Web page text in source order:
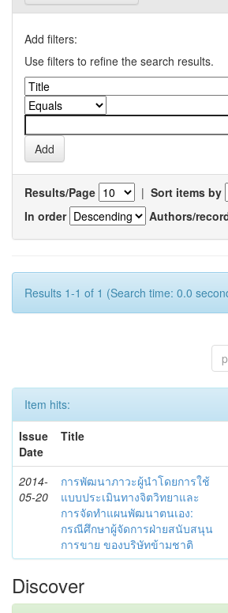
Add filters:
Use filters to refine the search results.
Results/Page | Sort items by
In order
Authors/
Results 1-1 of 1 (Search time: 0.0
Item hits:
Issue
Date
Title
2014-
05-20
การพัฒนาภาวะผู้นำโดยการใช้
แบบประเมินทางจิตวิทยาและ
การจัดทำแผนพัฒนาตนเอง:
กรณีศึกษาผู้จัดการฝ่ายสนับสนุน
การขาย ของบริษัทข้ามชาติ
Discover